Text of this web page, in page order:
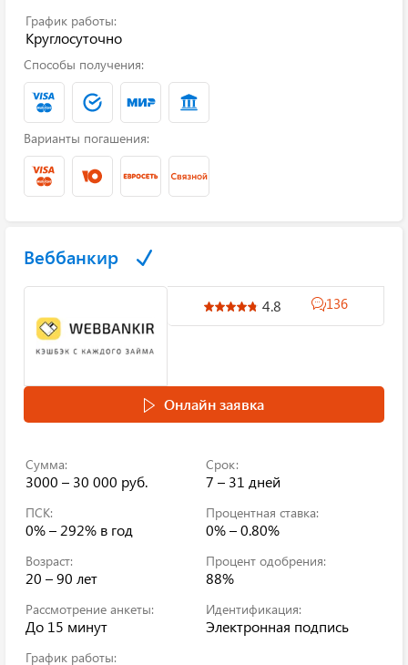
График работы:
Круглосуточно
Способы получения:
Варианты погашения:
Веббанкир
4.8 136
Онлайн заявка
Сумма:
3000 – 30 000 руб.
Срок:
7 – 31 дней
ПСК:
0% – 292% в год
Процентная ставка:
0% – 0.80%
Возраст:
20 – 90 лет
Процент одобрения:
88%
Рассмотрение анкеты:
До 15 минут
Идентификация:
Электронная подпись
График работы: